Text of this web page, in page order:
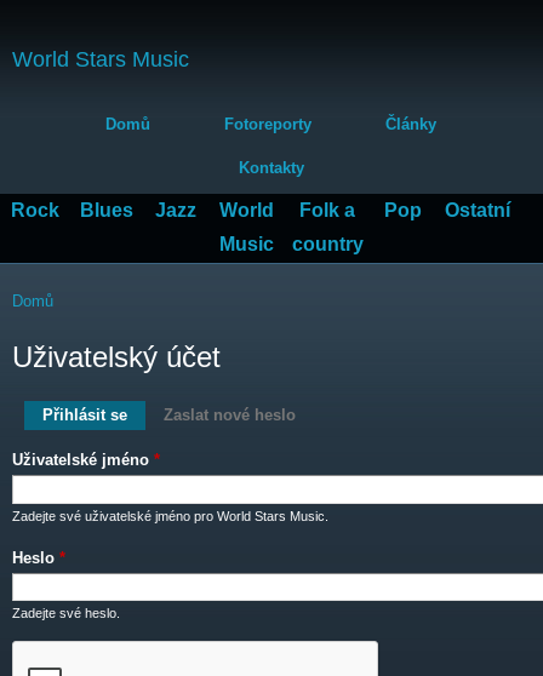
World Stars Music
Hlavní menu
Domů Fotoreporty Články
Kontakty
Rock Blues Jazz
World
Music
Folk a
country
Pop Ostatní
Jste zde
Domů
Uživatelský účet
Hlavní záložky
Přihlásit se (aktivní záložka)
Zaslat nové heslo
Uživatelské jméno *
Zadejte své uživatelské jméno pro World Stars Music.
Heslo *
Zadejte své heslo.